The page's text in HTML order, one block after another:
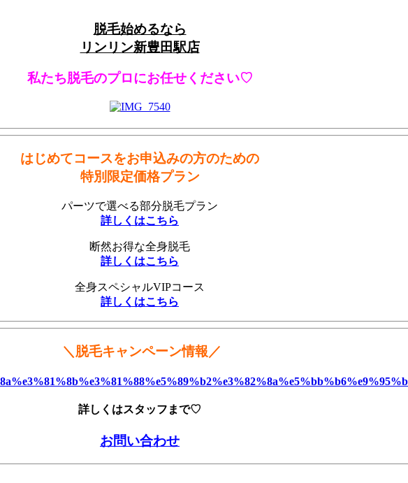
脱毛始めるなら
リンリン新豊田駅店
私たち脱毛のプロにお任せください♡
はじめてコースをお申込みの方のための
特別限定価格プラン
パーツで選べる部分脱毛プラン
詳しくはこちら
断然お得な全身脱毛
詳しくはこちら
全身スペシャルVIPコース
詳しくはこちら
＼脱毛キャンペーン情報／
詳しくはスタッフまで♡
お問い合わせ